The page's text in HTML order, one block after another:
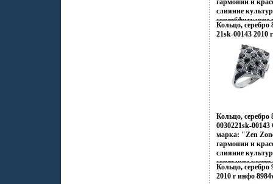
уверенность в
гармонии и
слияние
сочетбфчтуание
Токио, обаяние
безудержная
романтика
побережий
тенденций
ювелирных
украшающих
дарят вам
подчеркивать,
неповторимый
заряд
успехе.
Кольцо, серебро
21sk-00143 2010
Кольцо,
0030221sk-
марка: "Zen
гармонии и
слияние
сочетание
Настроения
французских
Кольцо, серебро
2010 г инфо